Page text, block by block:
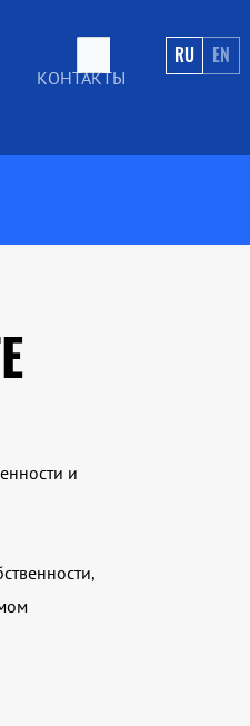
RU EN
КОНТАКТЫ
и